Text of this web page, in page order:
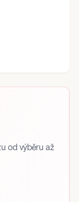
od výběru až